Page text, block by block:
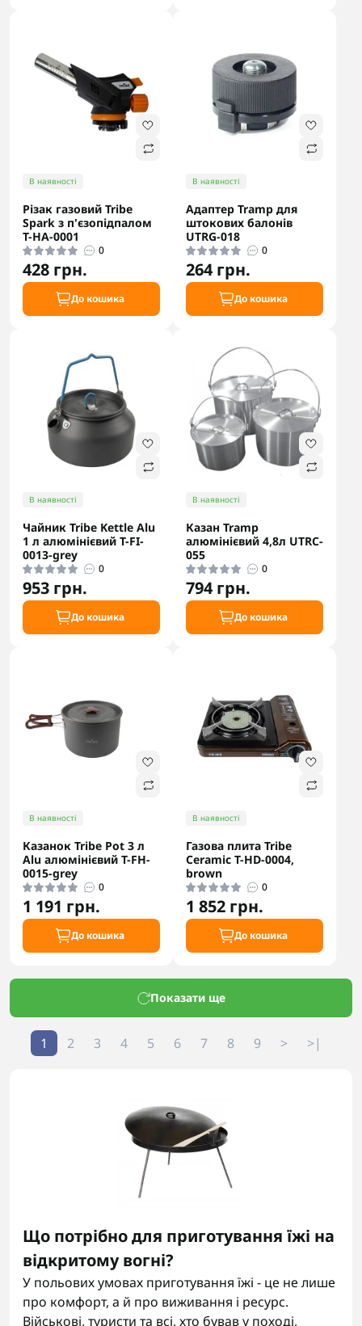
В наявності
Різак газовий Tribe
Spark з п'єзопідпалом
T-HA-0001
0
428 грн.
До кошика
В наявності
Адаптер Tramp для
штокових балонів
UTRG-018
0
264 грн.
До кошика
В наявності
Чайник Tribe Kettle Alu
1 л алюмінієвий T-FI-
0013-grey
0
953 грн.
До кошика
В наявності
Казан Tramp
алюмінієвий 4,8л UTRC-
055
0
794 грн.
До кошика
В наявності
Казанок Tribe Pot 3 л
Alu алюмінієвий T-FH-
0015-grey
0
1 191 грн.
До кошика
В наявності
Газова плита Tribe
Ceramic T-HD-0004,
brown
0
1 852 грн.
До кошика
Показати ще
1 2 3 4 5 6 7 8 9 > >|
Що потрібно для приготування їжі на
відкритому вогні?
У польових умовах приготування їжі - це не лише
про комфорт, а й про виживання і ресурс.
Військові, туристи та всі, хто бував у поході,